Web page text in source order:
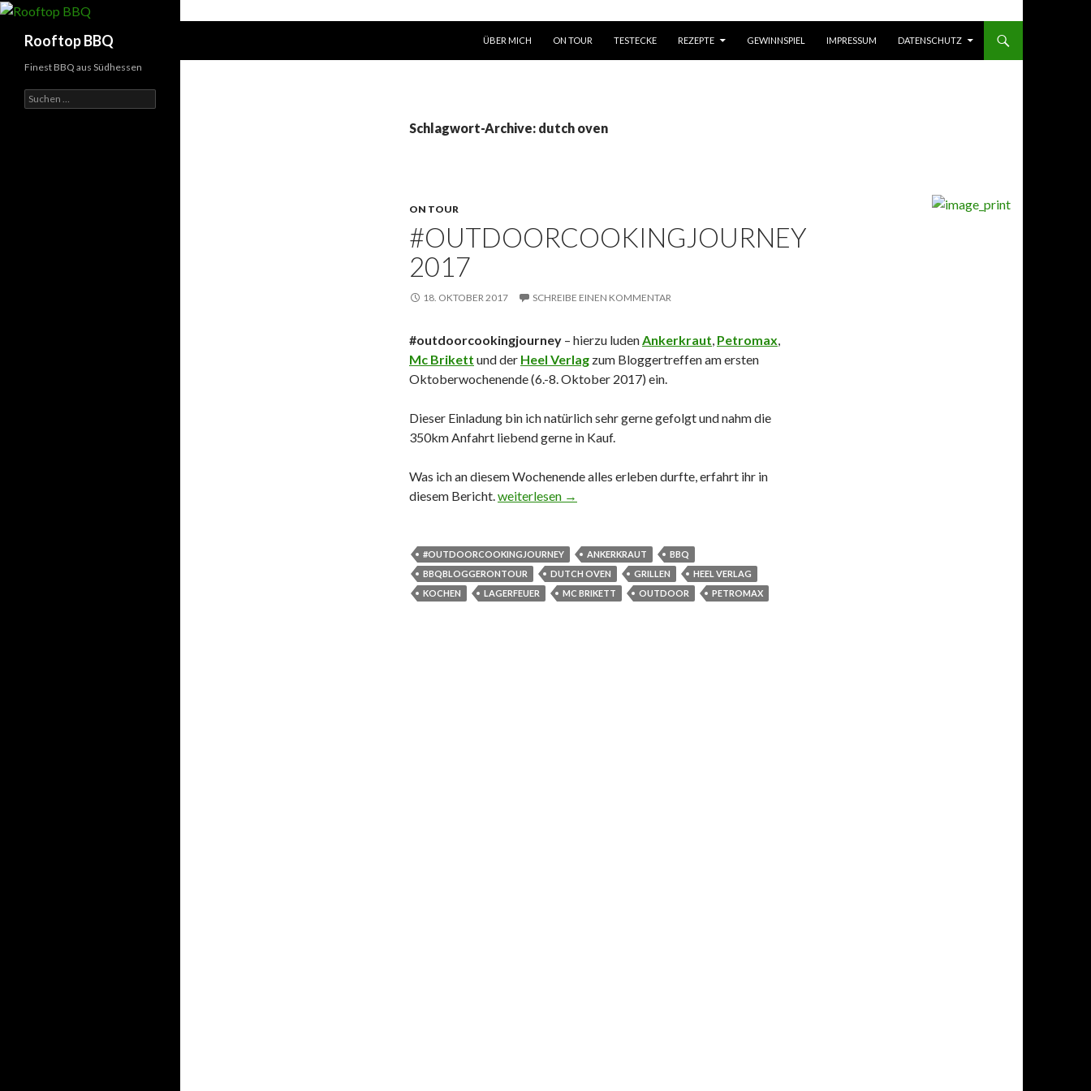
Rooftop BBQ
ÜBER MICH
ON TOUR TESTECKE REZEPTE GEWINNSPIEL IMPRESSUM DATENSCHUTZ
Schlagwort-Archive: dutch oven
ON TOUR
#OUTDOORCOOKINGJOURNEY
2017
18. OKTOBER 2017 SCHREIBE EINEN KOMMENTAR
#outdoorcookingjourney – hierzu ludenAnkerkraut, Petromax,
Mc Brikett und der Heel Verlag zum Bloggertreffen am ersten
Oktoberwochenende (6.-8. Oktober 2017) ein.
Dieser Einladung bin ich natürlich sehr gerne gefolgt und nahm die
350km Anfahrt liebend gerne in Kauf.
Was ich an diesem Wochenende alles erleben durfte, erfahrt ihr in
diesem Bericht.#outdoorcookingjourney 2017
weiterlesen →
#OUTDOORCOOKINGJOURNEY ANKERKRAUT
BBQ
BBQBLOGGERONTOUR
DUTCH OVEN GRILLEN
HEEL VERLAG
KOCHEN
LAGERFEUER MC BRIKETT OUTDOOR PETROMAX
Finest BBQ aus Südhessen
Suchen
nach: